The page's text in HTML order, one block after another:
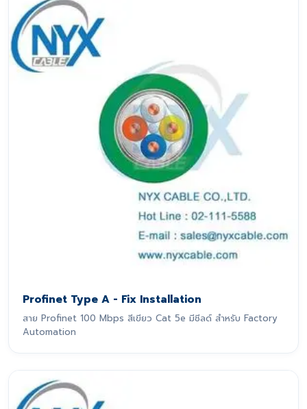
Profinet Type A - Fix Installation
สาย Profinet 100 Mbps สีเขียว Cat 5e มีชีลด์ สำหรับ Factory
Automation